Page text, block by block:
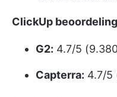
ClickUp
G2: 4.7/5
Capterra: 4.7/5